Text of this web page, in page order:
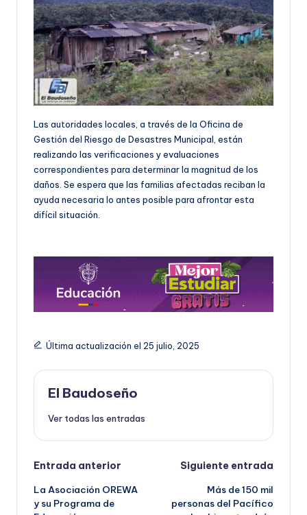
Las autoridades locales, a través de la Oficina de
Gestión del Riesgo de Desastres Municipal, están
realizando las verificaciones y evaluaciones
correspondientes para determinar la magnitud de los
daños. Se espera que las familias afectadas reciban la
ayuda necesaria lo antes posible para afrontar esta
difícil situación.
Última actualización el 25 julio, 2025
El Baudoseño
Ver todas las entradas
Navegación
de
Entrada anterior
La Asociación OREWA
y su Programa de
Siguiente entrada
Más de 150 mil
personas del Pacífico